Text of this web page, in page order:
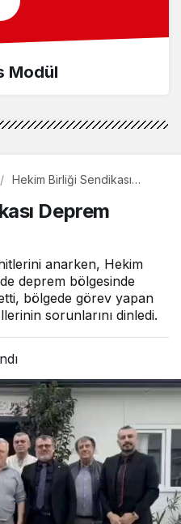
Modül
Hekim Birliği Sendikası
Deprem
anarken, Hekim
deprem bölgesinde
bölgede görev yapan
sorunlarını dinledi.